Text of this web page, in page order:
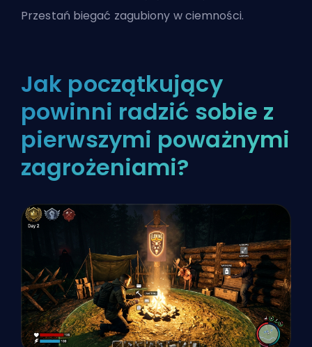
Przestań biegać zagubiony w ciemności.
Jak początkujący
powinni radzić sobie z
pierwszymi poważnymi
zagrożeniami?